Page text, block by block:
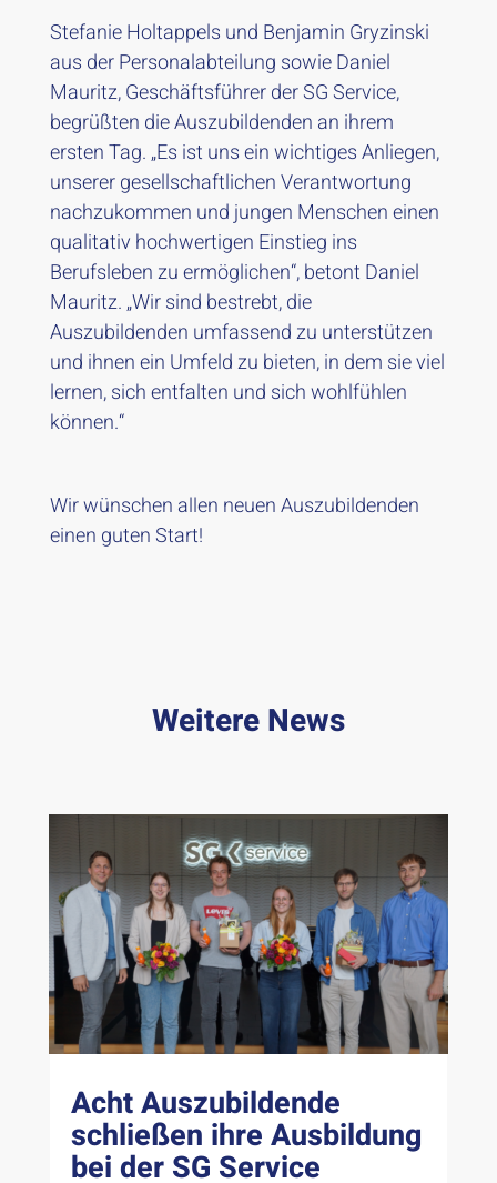
Stefanie Holtappels und Benjamin Gryzinski
aus der Personalabteilung sowie Daniel
Mauritz, Geschäftsführer der SG Service,
begrüßten die Auszubildenden an ihrem
ersten Tag. „Es ist uns ein wichtiges Anliegen,
unserer gesellschaftlichen Verantwortung
nachzukommen und jungen Menschen einen
qualitativ hochwertigen Einstieg ins
Berufsleben zu ermöglichen“, betont Daniel
Mauritz. „Wir sind bestrebt, die
Auszubildenden umfassend zu unterstützen
und ihnen ein Umfeld zu bieten, in dem sie viel
lernen, sich entfalten und sich wohlfühlen
können.“
Wir wünschen allen neuen Auszubildenden
einen guten Start!
Weitere News
Acht Auszubildende
schließen ihre Ausbildung
bei der SG Service